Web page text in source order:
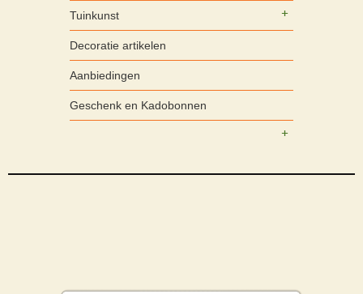
Tuinkunst
Decoratie artikelen
Aanbiedingen
Geschenk en Kadobonnen